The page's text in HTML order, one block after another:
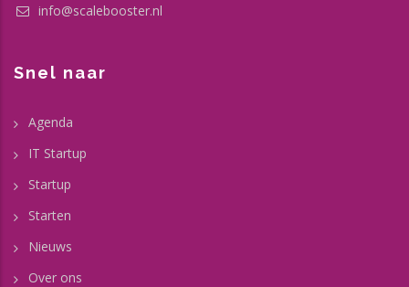
info@scalebooster.nl
Snel naar
Agenda
IT Startup
Startup
Starten
Nieuws
Over ons